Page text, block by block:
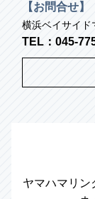
【お問合せ】
横浜ベイサイ
TEL：045-
ヤマハマリン